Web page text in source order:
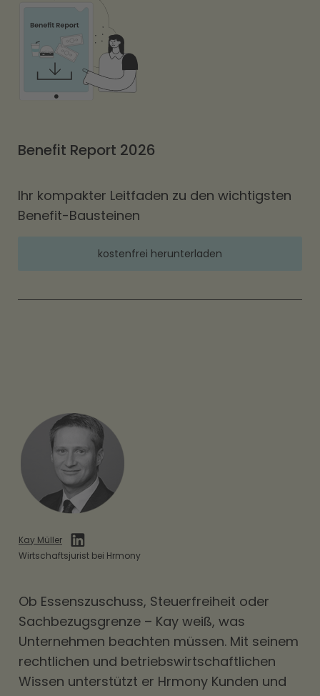
Benefit Report 2026
Ihr kompakter Leitfaden zu den wichtigsten
Benefit-Bausteinen
kostenfrei herunterladen
Kay Müller
Wirtschaftsjurist bei Hrmony
Ob Essenszuschuss, Steuerfreiheit oder
Sachbezugsgrenze – Kay weiß, was
Unternehmen beachten müssen. Mit seinem
rechtlichen und betriebswirtschaftlichen
Wissen unterstützt er Hrmony Kunden und